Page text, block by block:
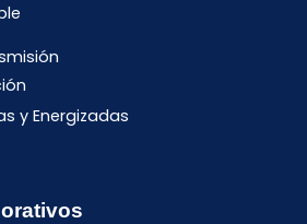
y Energizadas